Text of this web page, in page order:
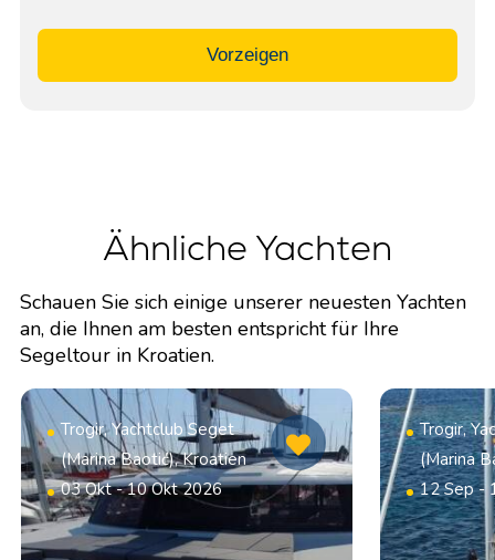
Vorzeigen
Ähnliche Yachten
Schauen Sie sich einige unserer neuesten Yachten
an, die Ihnen am besten entspricht für Ihre
Segeltour in Kroatien.
Trogir, Yachtclub Seget
(Marina Baotić), Kroatien
03 Okt - 10 Okt 2026
Trogir,
(Marina
12 Sep -